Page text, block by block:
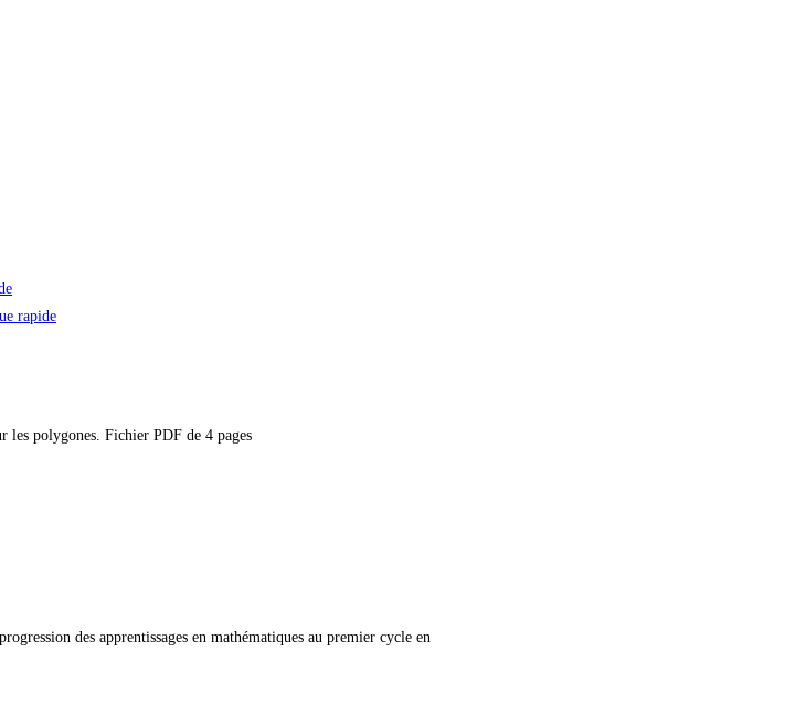
rapide
les polygones. Fichier PDF de 4 pages
des apprentissages en mathématiques au premier cycle en